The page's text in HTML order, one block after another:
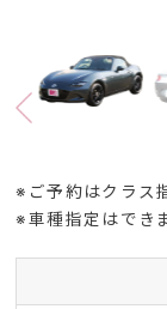
※ご予約はクラス
※車種指定はでき